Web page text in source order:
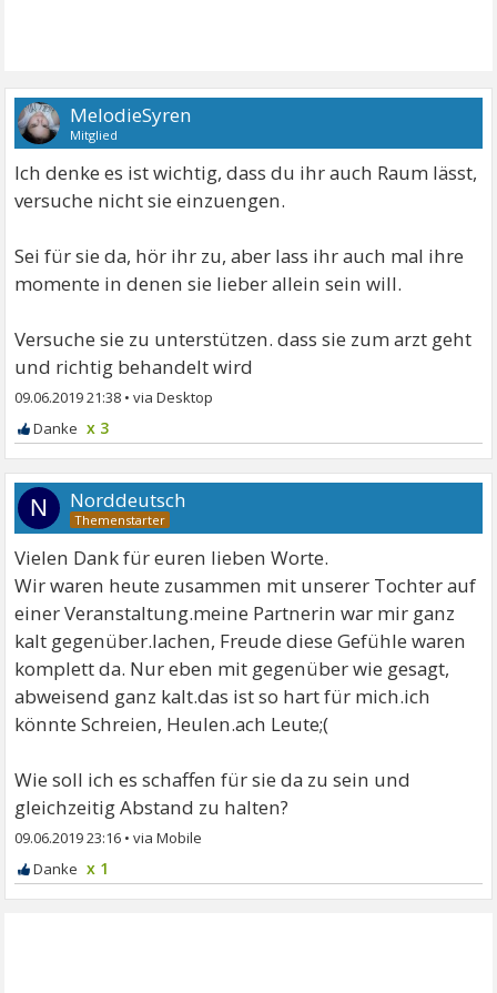
MelodieSyren
Mitglied
Ich denke es ist wichtig, dass du ihr auch Raum lässt,
versuche nicht sie einzuengen.
Sei für sie da, hör ihr zu, aber lass ihr auch mal ihre
momente in denen sie lieber allein sein will.
Versuche sie zu unterstützen. dass sie zum arzt geht
und richtig behandelt wird
09.06.2019 21:38 •
x 3
N Norddeutsch
Vielen Dank für euren lieben Worte.
Wir waren heute zusammen mit unserer Tochter auf
einer Veranstaltung.meine Partnerin war mir ganz
kalt gegenüber.lachen, Freude diese Gefühle waren
komplett da. Nur eben mit gegenüber wie gesagt,
abweisend ganz kalt.das ist so hart für mich.ich
könnte Schreien, Heulen.ach Leute;(
Wie soll ich es schaffen für sie da zu sein und
gleichzeitig Abstand zu halten?
09.06.2019 23:16 •
x 1